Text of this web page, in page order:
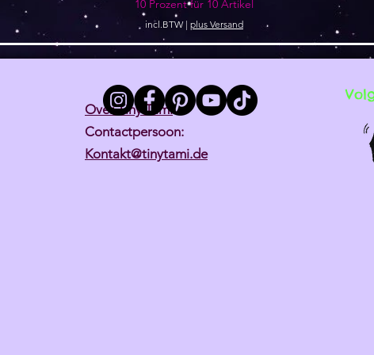
10 Prozent für 10 Artikel
incl.BTW | plus Versand
Over Tiny Tami
Contactpersoon:
Kontakt@tinytami.de